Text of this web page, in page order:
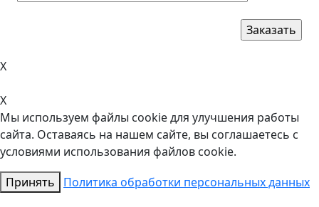
X
X
Мы используем файлы cookie для улучшения работы
сайта. Оставаясь на нашем сайте, вы соглашаетесь с
условиями использования файлов cookie.
Принять
Политика обработки персональных данных